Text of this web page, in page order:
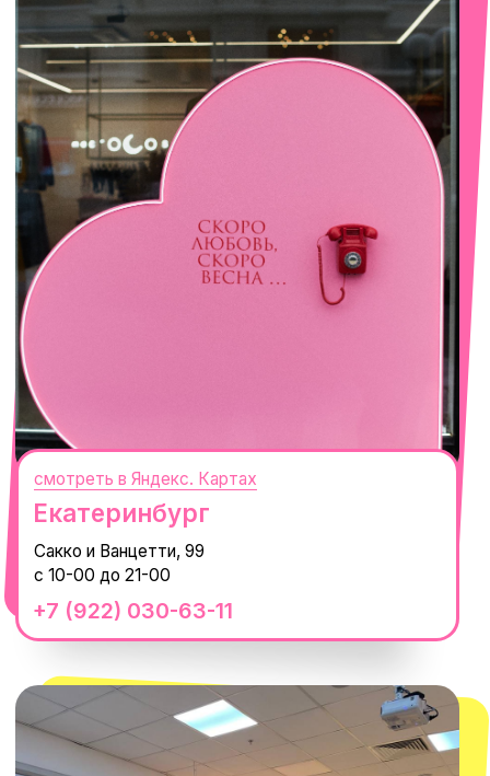
Сочи
Село Эстосадок, ТРЦ Горки Молл,
Горная Карусель, 3
+7 (919) 374-04-04
с 10-00 до 22-00
смотреть в Яндекс. Картах
ул. Проспект Мира, 211 к2
с 10-00 до 22-00
Москва
смотреть в Яндекс.Картах
СЕКРЕТНЫЕ ПРОМОКОДЫ, ПРИГЛАШЕНИЯ
НА МЕРОПРИЯТИЯ И АНОНСЫ НОВИНОК
РАНЬШЕ ВСЕХ